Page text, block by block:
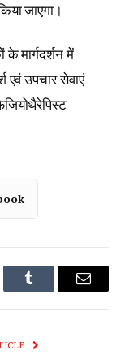
जाएगा।
के मार्गदर्शन में
एवं उपचार सेवाएं
Tumblr Email